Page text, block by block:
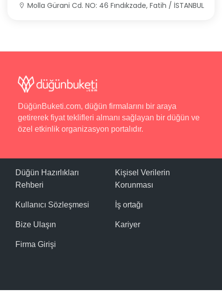
Molla Gürani Cd. NO: 46 Fındıkzade, Fatih / İSTANBUL
DüğünBuketi.com, düğün firmalarını bir araya
getirerek fiyat teklifleri almanı sağlayan bir düğün ve
özel etkinlik organizasyon portalıdır.
Düğün Hazırlıkları
Rehberi
Kullanıcı Sözleşmesi
Bize Ulaşın
Firma Girişi
Kişisel Verilerin
Korunması
İş ortağı
Kariyer